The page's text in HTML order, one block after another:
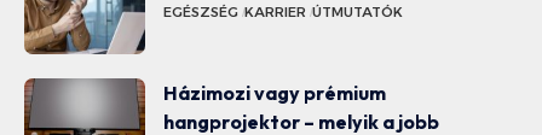
EGÉSZSÉG KARRIER ÚTMUTATÓK
Házimozi vagy prémium
hangprojektor – melyik a jobb